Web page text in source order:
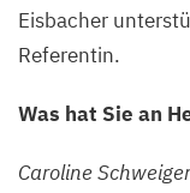
Eisbacher
Referentin.
Was hat Sie an
Caroline